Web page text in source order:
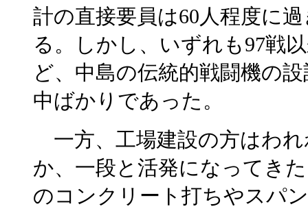
計の直接要員は60人程度に
る。しかし、いずれも97戦
ど、中島の伝統的戦闘機の
中ばかりであった。
一方、工場建設の方はわ
か、一段と活発になってき
のコンクリート打ちやスパ